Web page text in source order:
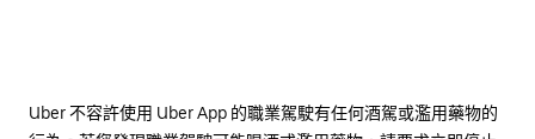
Uber 不容許使用 Uber App 的職業駕駛有任何酒駕或濫用藥物的